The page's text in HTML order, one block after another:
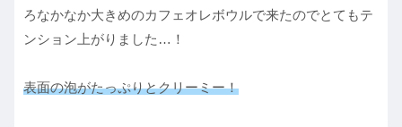
ろなかなか大きめのカフェオレボウルで来たのでとてもテ
ンション上がりました…！
表面の泡がたっぷりとクリーミー！